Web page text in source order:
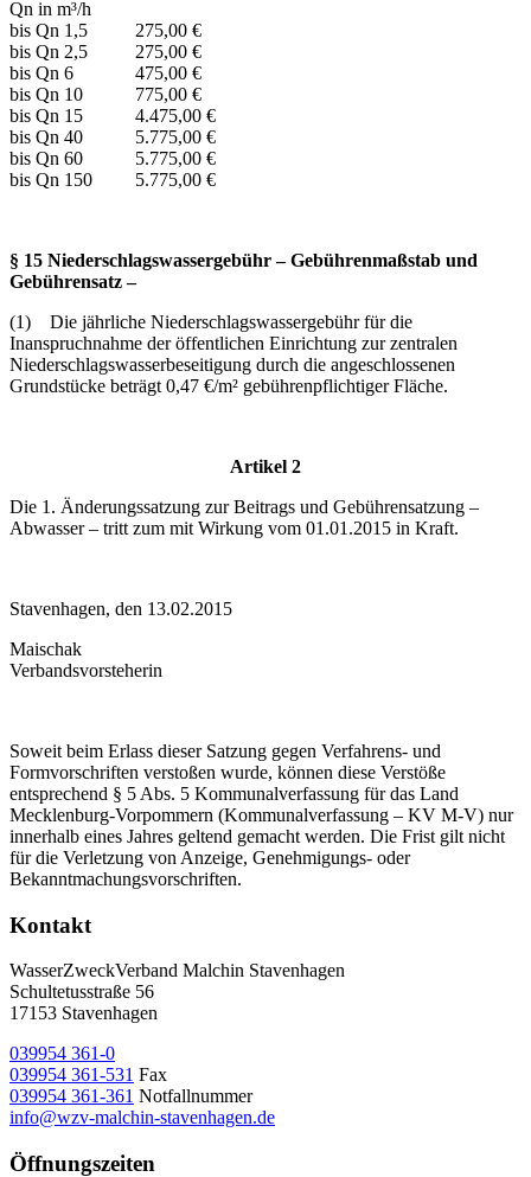
Qn in m³/h
bis Qn 1,5 275,00 €
bis Qn 2,5 275,00 €
bis Qn 6 475,00 €
bis Qn 10 775,00 €
bis Qn 15 4.475,00 €
bis Qn 40 5.775,00 €
bis Qn 60 5.775,00 €
bis Qn 150 5.775,00 €
§ 15 Niederschlagswassergebühr – Gebührenmaßstab und
Gebührensatz –
(1) Die jährliche Niederschlagswassergebühr für die
Inanspruchnahme der öffentlichen Einrichtung zur zentralen
Niederschlagswasserbeseitigung durch die angeschlossenen
Grundstücke beträgt 0,47 €/m² gebührenpflichtiger Fläche.
Artikel 2
Die 1. Änderungssatzung zur Beitrags und Gebührensatzung –
Abwasser – tritt zum mit Wirkung vom 01.01.2015 in Kraft.
Stavenhagen, den 13.02.2015
Maischak
Verbandsvorsteherin
Soweit beim Erlass dieser Satzung gegen Verfahrens- und
Formvorschriften verstoßen wurde, können diese Verstöße
entsprechend § 5 Abs. 5 Kommunalverfassung für das Land
Mecklenburg-Vorpommern (Kommunalverfassung – KV M-V) nur
innerhalb eines Jahres geltend gemacht werden. Die Frist gilt nicht
für die Verletzung von Anzeige, Genehmigungs- oder
Bekanntmachungsvorschriften.
Kontakt
WasserZweckVerband­ Malchin Stavenhagen
Schultetusstraße 56
17153 Stavenhagen
039954 361-0
039954 361-531 Fax
039954 361-361 Notfallnummer
info@wzv-malchin-stavenhagen.de
Öffnungszeiten